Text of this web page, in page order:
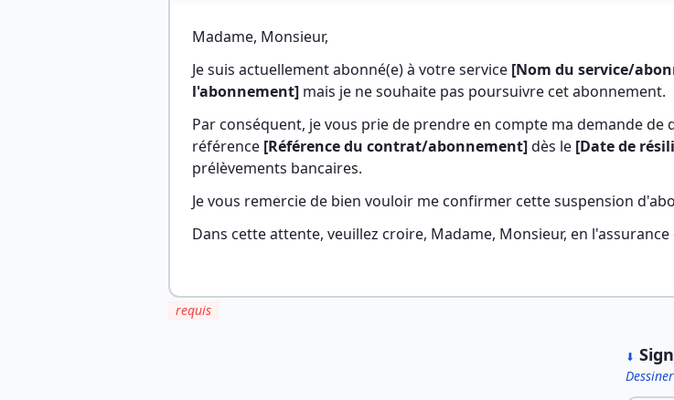
Madame, Monsieur,
Je suis actuellement abonné(e) à votre service [Nom du service/
l'abonnement] mais je ne souhaite pas poursuivre cet abonnement.
Par conséquent, je vous prie de prendre en compte ma demande
référence [Référence du contrat/abonnement] dès le [Date de
prélèvements bancaires.
Je vous remercie de bien vouloir me confirmer cette suspension
Dans cette attente, veuillez croire, Madame, Monsieur, en
requis
⬇